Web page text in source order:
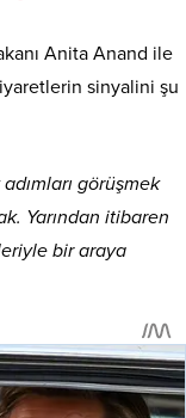
Anita Anand ile
sinyalini şu
görüşmek
Yarından itibaren
bir araya